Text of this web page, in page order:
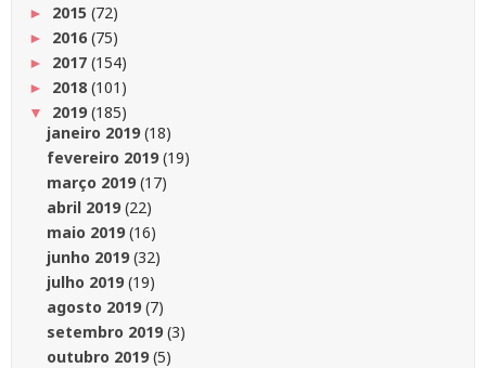
► 2015 (72)
► 2016(75)
► 2017 (154)
► 2018 (101)
▼ 2019(185)
janeiro 2019(18)
fevereiro 2019(19)
março 2019(17)
abril 2019(22)
maio 2019(16)
junho 2019(32)
julho 2019(19)
agosto 2019(7)
setembro 2019(3)
outubro 2019(5)